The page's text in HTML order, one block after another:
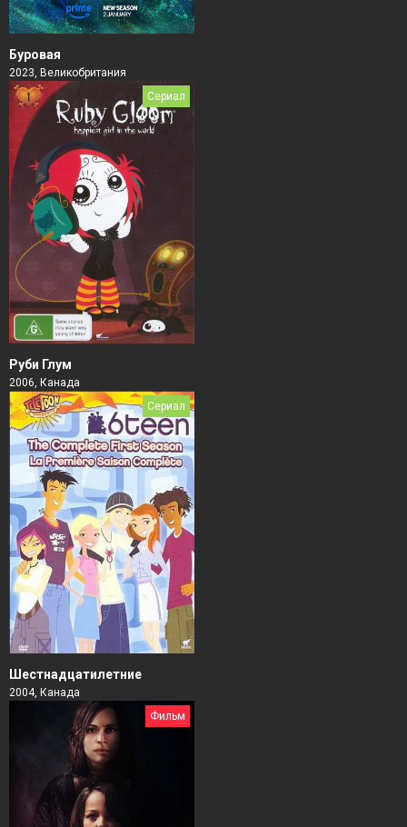
Буровая
2023, Великобритания
Сериал
Руби Глум
2006, Канада
Сериал
Шестнадцатилетние
2004, Канада
Фильм